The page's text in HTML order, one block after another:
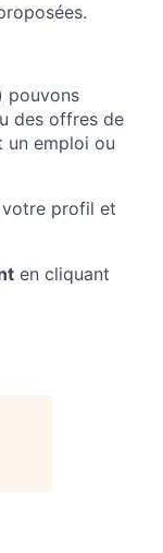
pouvons
des offres de
un emploi ou
votre profil et
en cliquant